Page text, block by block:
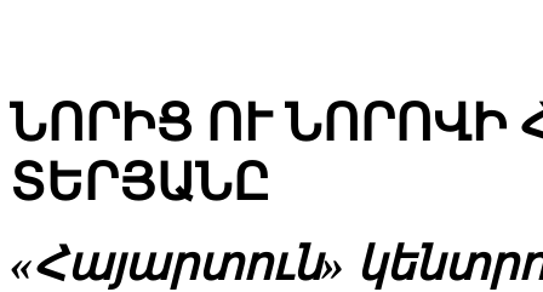
ՆՈՐԻՑ ՈՒ ՆՈՐՈՎԻ
ՏԵՐՅԱՆԸ
«Հայարտուն»